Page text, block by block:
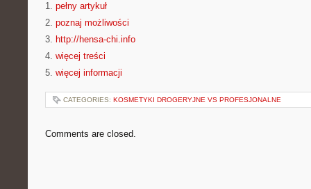
1. pełny artykuł
2. poznaj możliwości
3. http://hensa-chi.info
4. więcej treści
5. więcej informacji
CATEGORIES: KOSMETYKI DROGERYJNE VS PROFESJONALNE
Comments are closed.